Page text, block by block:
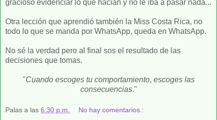
gracioso evidenciar lo que hacían y no le iba a pasar nada...
Otra lección que aprendió también la Miss Costa Rica, no
todo lo que se manda por WhatsApp, queda en WhatsApp.
No sé la verdad pero al final sos el resultado de las
decisiones que tomas.
"Cuando escoges tu comportamiento, escoges las
consecuencias."
Palas a las 6:30 p.m. No hay comentarios.: